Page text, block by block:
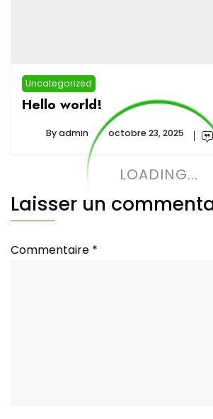
LOADING...
Uncategorized
Hello world!
Byadmin octobre 23, 2025
Laisser un
Commentaire *